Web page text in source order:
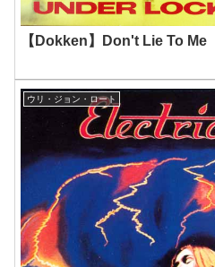
【Dokken】Don't Lie To Me
ウリ・ジョン・ロート